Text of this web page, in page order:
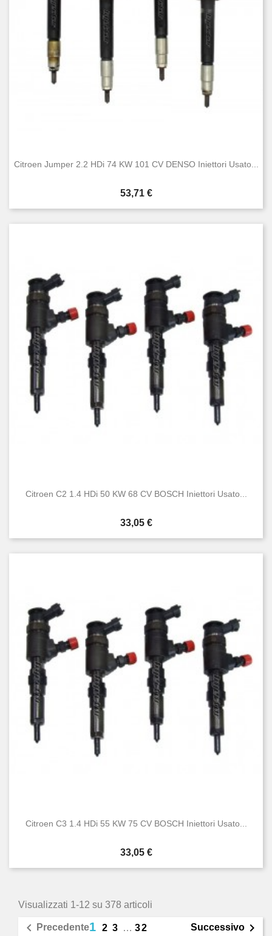
Citroen Jumper 2.2 HDi 74 KW 101 CV DENSO Iniettori Usato...
Prezzo
53,71 €
Citroen C2 1.4 HDi 50 KW 68 CV BOSCH Iniettori Usato...
Prezzo
33,05 €
Citroen C3 1.4 HDi 55 KW 75 CV BOSCH Iniettori Usato...
Prezzo
33,05 €
Visualizzati 1-12 su 378 articoli
 Precedente1 2 3 … 32 Successivo 